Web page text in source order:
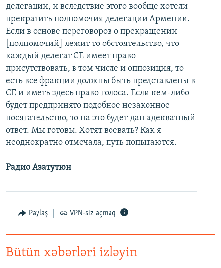
делегации, и вследствие этого вообще хотели
прекратить полномочия делегации Армении.
Если в основе переговоров о прекращении
[полномочий] лежит то обстоятельство, что
каждый делегат СЕ имеет право
присутствовать, в том числе и оппозиция, то
есть все фракции должны быть представлены в
СЕ и иметь здесь право голоса. Если кем-либо
будет предпринято подобное незаконное
посягательство, то на это будет дан адекватный
ответ. Мы готовы. Хотят воевать? Как я
неоднократно отмечала, путь попытаются.
Радио Азатутюн
Paylaş VPN-siz açmaq
Bütün xəbərləri izləyin